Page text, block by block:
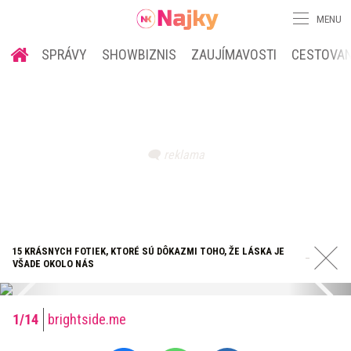
MENU
SPRÁVY SHOWBIZNIS ZAUJÍMAVOSTI
15 KRÁSNYCH FOTIEK, KTORÉ SÚ DÔKAZMI TOHO, ŽE LÁSKA JE
VŠADE OKOLO NÁS
brightside.me